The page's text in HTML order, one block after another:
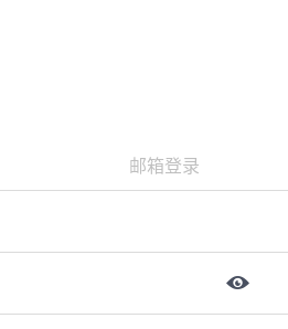
邮箱登录